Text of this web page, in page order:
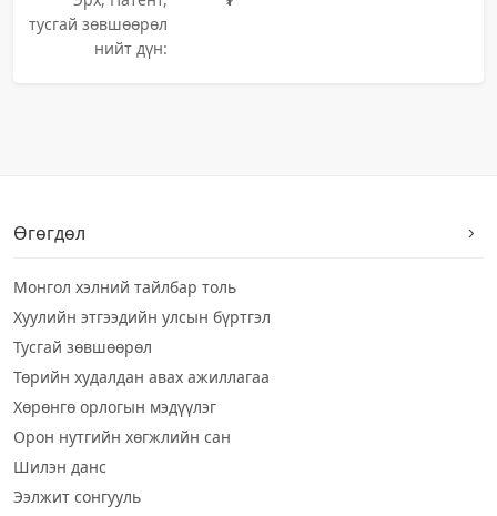
тусгай зөвшөөрөл
нийт дүн:
Өгөгдөл
Монгол хэлний тайлбар толь
Хуулийн этгээдийн улсын бүртгэл
Тусгай зөвшөөрөл
Төрийн худалдан авах ажиллагаа
Хөрөнгө орлогын мэдүүлэг
Орон нутгийн хөгжлийн сан
Шилэн данс
Ээлжит сонгууль